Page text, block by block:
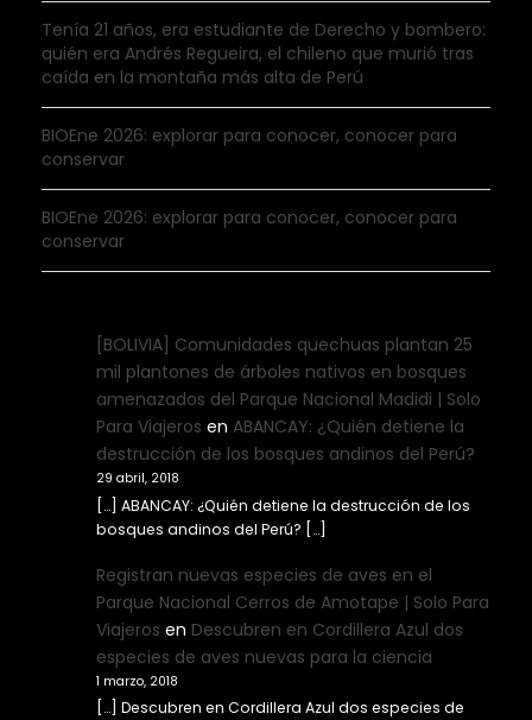
Tenía 21 años, era estudiante de Derecho y bombero:
quién era Andrés Regueira, el chileno que murió tras
caída en la montaña más alta de Perú
BIOEne 2026: explorar para conocer, conocer para
conservar
BIOEne 2026: explorar para conocer, conocer para
conservar
[BOLIVIA] Comunidades quechuas plantan 25
mil plantones de árboles nativos en bosques
amenazados del Parque Nacional Madidi | Solo
Para Viajeros en ABANCAY: ¿Quién detiene la
destrucción de los bosques andinos del Perú?
29 abril, 2018
[…] ABANCAY: ¿Quién detiene la destrucción de los
bosques andinos del Perú? […]
Registran nuevas especies de aves en el
Parque Nacional Cerros de Amotape | Solo Para
Viajeros en Descubren en Cordillera Azul dos
especies de aves nuevas para la ciencia
1 marzo, 2018
[…] Descubren en Cordillera Azul dos especies de